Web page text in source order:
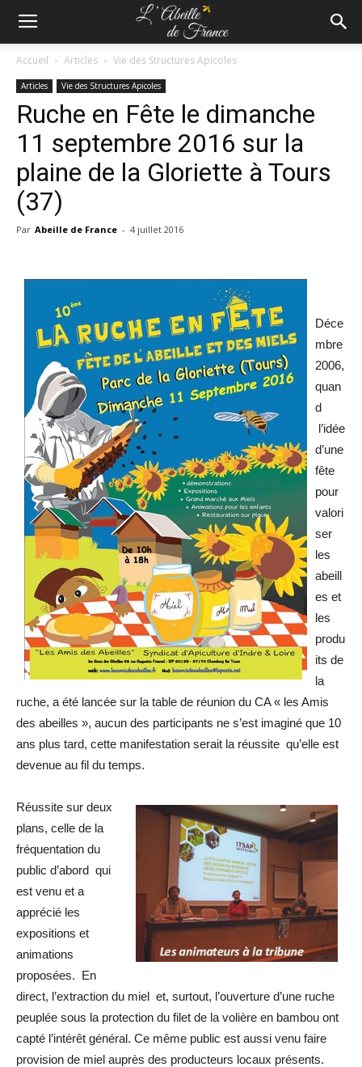
Accueil Articles Vie des Structures Apicoles
Articles Vie des Structures Apicoles
Ruche en Fête le dimanche
11 septembre 2016 sur la
plaine de la Gloriette à Tours
(37)
Par Abeille de France - 4 juillet 2016
Déce
mbre
2006,
quan
d
l’idée
d’une
fête
pour
valori
ser
les
abeill
es et
les
produ
its de
la
ruche, a été lancée sur la table de réunion du CA « les Amis
des abeilles », aucun des participants ne s’est imaginé que 10
ans plus tard, cette manifestation serait la réussite qu’elle est
devenue au fil du temps.
Réussite sur deux
plans, celle de la
fréquentation du
public d’abord qui
est venu et a
apprécié les
expositions et
animations
proposées. En
direct, l’extraction du miel et, surtout, l’ouverture d’une ruche
peuplée sous la protection du filet de la volière en bambou ont
capté l’intérêt général. Ce même public est aussi venu faire
provision de miel auprès des producteurs locaux présents.